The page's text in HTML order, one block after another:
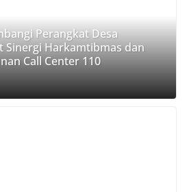
Perangkat Desa
Sinergi Harkamtibmas dan
Call Center 110